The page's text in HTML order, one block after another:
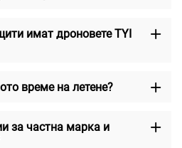
имат дроновете TYI
време на летене?
за частна марка и